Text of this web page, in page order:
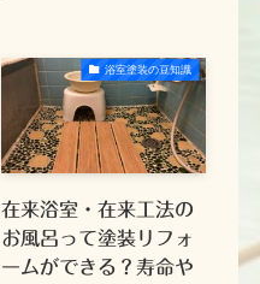
浴室塗装の豆知識
在来浴室・在来工法の
お風呂って塗装リフォ
ームができる？寿命や